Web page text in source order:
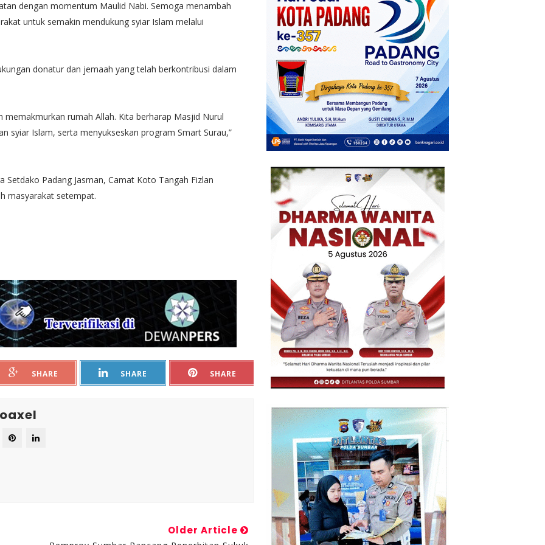
dengan momentum Maulid Nabi. Semoga menambah
untuk semakin mendukung syiar Islam melalui
donatur dan jemaah yang telah berkontribusi dalam
rumah Allah. Kita berharap Masjid Nurul
syiar Islam, serta menyukseskan program Smart Surau,”
Padang Jasman, Camat Koto Tangah Fizlan
masyarakat setempat.
SHARE SHARE SHARE
Older Article